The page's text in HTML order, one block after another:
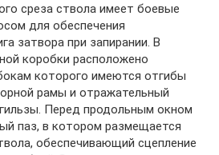
среза ствола имеет боевые
для обеспечения
затвора при запирании. В
коробки расположено
которого имеются отгибы
рамы и отражательный
Перед продольным окном
паз, в котором размещается
обеспечивающий сцепление